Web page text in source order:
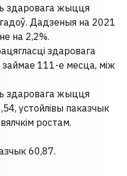
здаровага жыцця
Дадзеныя на 2021
на 2,2%.
здаровага
111-е месца, між
здаровага жыцця
устойлівы паказчык
ростам.
60,87.